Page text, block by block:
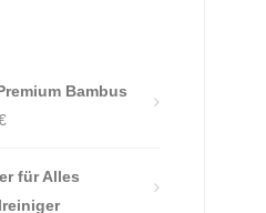
Bambus
für Alles